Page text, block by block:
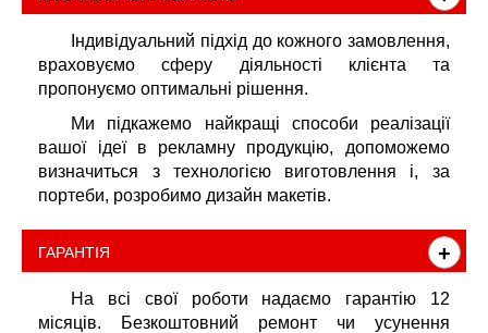
Індивідуальний підхід до кожного замовлення,
враховуємо сферу діяльності клієнта та
пропонуємо оптимальні рішення.
Ми підкажемо найкращі способи реалізації
вашої ідеї в рекламну продукцію, допоможемо
визначиться з технологією виготовлення і, за
портеби, розробимо дизайн макетів.
ГАРАНТІЯ +
На всі свої роботи надаємо гарантію 12
місяців. Безкоштовний ремонт чи усунення